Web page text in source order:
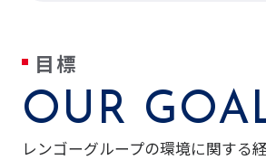
目標
OUR
レンゴーグループの環境に関する